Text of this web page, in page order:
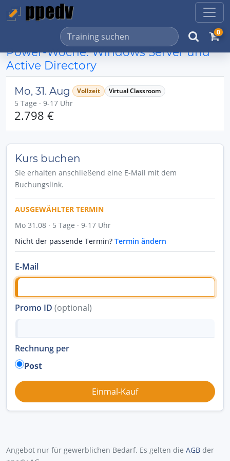
0
Power-Woche: Windows Server und
Active Directory
Mo, 31. Aug Vollzeit Virtual Classroom
5 Tage · 9-17 Uhr
2.798 €
Kurs buchen
Sie erhalten anschließend eine E-Mail mit dem
Buchungslink.
AUSGEWÄHLTER TERMIN
Mo 31.08 · 5 Tage · 9-17 Uhr
Nicht der passende Termin? Termin ändern
E-Mail
Promo ID (optional)
Rechnung per
Post
Angebot nur für gewerblichen Bedarf. Es gelten die AGB der